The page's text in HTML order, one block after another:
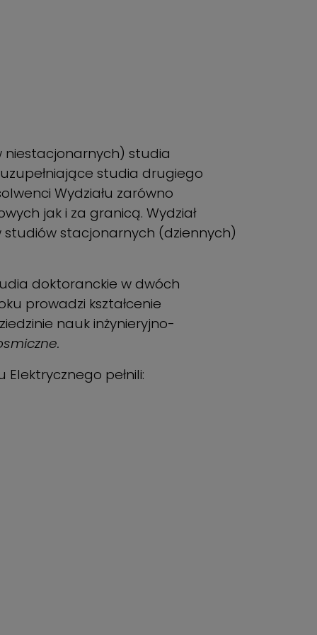
niestacjonarnych) studia
studia drugiego
Wydziału zarówno
jak i za granicą. Wydział
stacjonarnych (dziennych)
doktoranckie w dwóch
prowadzi kształcenie
nauk inżynieryjno-
pełnili: